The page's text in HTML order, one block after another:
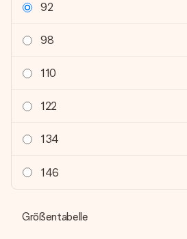
92
98
110
122
134
146
Größentabelle